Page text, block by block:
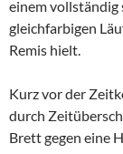
einem
gleichfarbigen
Remis hielt.
Kurz vor der
durch
Brett gegen eine